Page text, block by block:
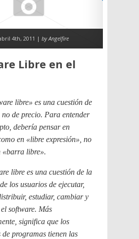
4th, 2011 | by Angelfire
Libre en el
libre» es una cuestión de
de precio. Para entender
debería pensar en
en «libre expresión», no
«barra libre».
libre es una cuestión de la
los usuarios de ejecutar,
estudiar, cambiar y
software. Más
significa que los
de programas tienen las